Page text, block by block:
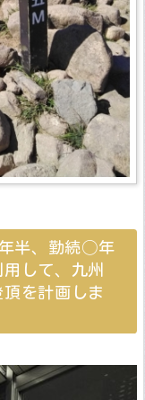
半、勤続◯年
して、九州
を計画しま